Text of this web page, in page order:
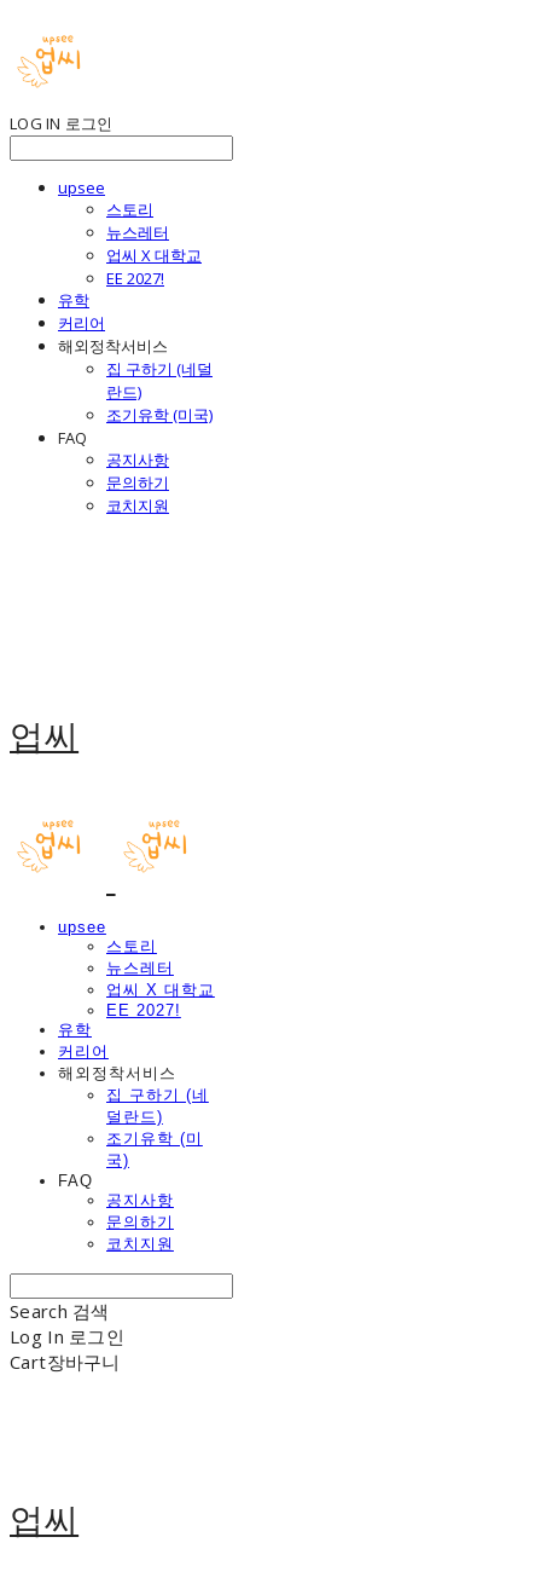
LOG IN 로그인
upsee
스토리
뉴스레터
업씨 X 대학교
EE 2027!
유학
커리어
해외정착서비스
집 구하기 (네덜
란드)
조기유학 (미국)
FAQ
공지사항
문의하기
코치지원
업씨
upsee
스토리
뉴스레터
업씨 X 대학교
EE 2027!
유학
커리어
해외정착서비스
집 구하기 (네
덜란드)
조기유학 (미
국)
FAQ
공지사항
문의하기
코치지원
Search 검색
Log In 로그인
Cart장바구니
업씨